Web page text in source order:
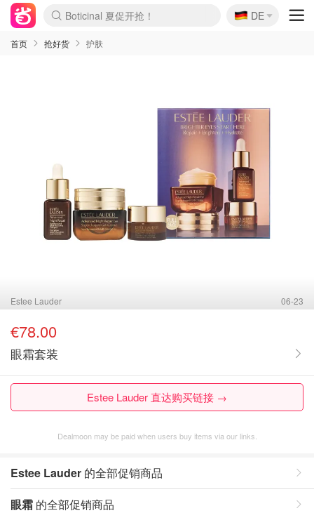
Boticinal 夏促开抢！
4折！lulu周四疯狂上新
还没结束！&OtherStories大促
Joybuy变相75折 随时失效
速领！Stanley独家85折
疑似霸哥！Camper额外叠85折
Zalando 奥莱闪促！每日更新
Moncler反季囤！5折起+叠9折
Coach Brooklyn仅€192
🇩🇪
DE
首页 抢好货 护肤
Estee Lauder 06-23
€78.00
眼霜套装
Estee Lauder 直达购买链接 →
Dealmoon may be paid when users buy items via our links.
Estee Lauder 的全部促销商品
眼霜 的全部促销商品